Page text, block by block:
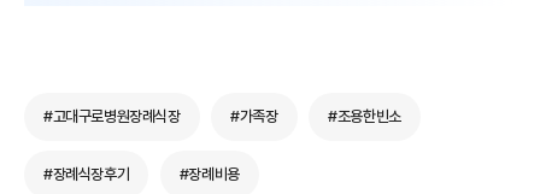
#고대구로병원장례식장 #가족장 #조용한빈소
#장례식장후기 #장례비용